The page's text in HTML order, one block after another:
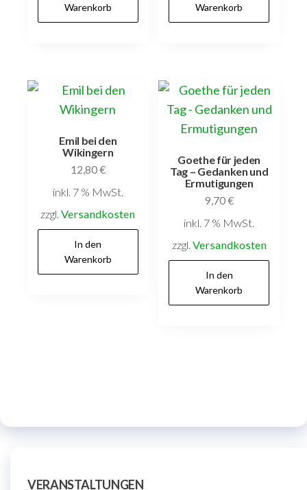
Warenkorb Warenkorb
Emil bei den
Wikingern
12,80€
inkl. 7 % MwSt.
zzgl.Versandkosten
In den
Warenkorb
Goethe für jeden
Tag – Gedanken und
Ermutigungen
9,70€
inkl. 7 % MwSt.
zzgl. Versandkosten
In den
Warenkorb
VERANSTALTUNGEN